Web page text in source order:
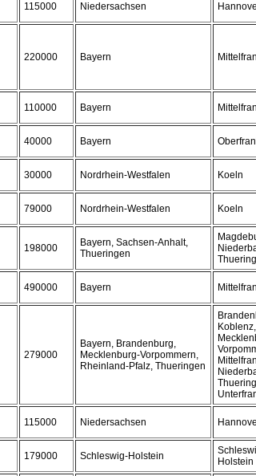
115000 Niedersachsen
220000 Bayern
110000 Bayern
40000 Bayern
30000 Nordrhein-Westfalen Koeln
79000 Nordrhein-Westfalen Koeln
198000
Bayern, Sachsen-Anhalt,
Thueringen
490000 Bayern
279000
Bayern, Brandenburg,
Mecklenburg-Vorpommern,
Rheinland-Pfalz, Thueringen
Koblenz,
115000 Niedersachsen
179000 Schleswig-Holstein
Holstein